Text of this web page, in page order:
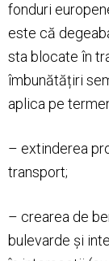
fonduri
este că
sta blocate în
îmbunătățiri
aplica pe
– extinderea
transport;
– crearea de
bulevarde și